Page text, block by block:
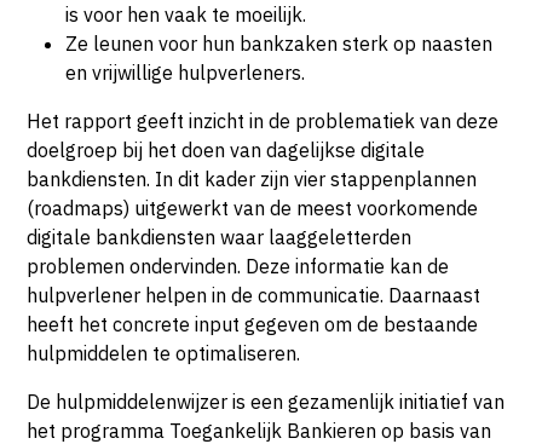
is voor hen vaak te moeilijk.
Ze leunen voor hun bankzaken sterk op naasten
en vrijwillige hulpverleners.
Het rapport geeft inzicht in de problematiek van deze
doelgroep bij het doen van dagelijkse digitale
bankdiensten. In dit kader zijn vier stappenplannen
(roadmaps) uitgewerkt van de meest voorkomende
digitale bankdiensten waar laaggeletterden
problemen ondervinden. Deze informatie kan de
hulpverlener helpen in de communicatie. Daarnaast
heeft het concrete input gegeven om de bestaande
hulpmiddelen te optimaliseren.
De hulpmiddelenwijzer is een gezamenlijk initiatief van
het programma Toegankelijk Bankieren op basis van